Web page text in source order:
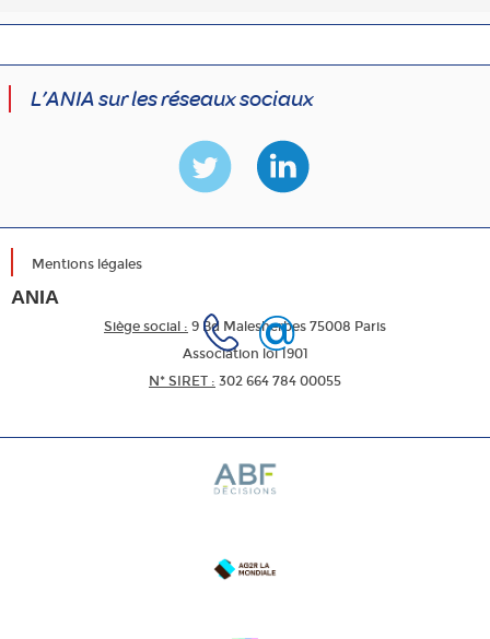
L’ANIA sur les réseaux sociaux
Mentions légales
ANIA
Siège social : 9 Bd Malesherbes 75008 Paris
Association loi 1901
N* SIRET : 302 664 784 00055